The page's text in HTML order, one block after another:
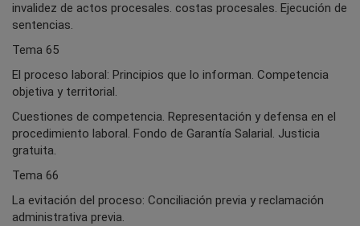
invalidez de actos procesales. costas procesales. Ejecución de
sentencias.
Tema 65
El proceso laboral: Principios que lo informan. Competencia
objetiva y territorial.
Cuestiones de competencia. Representación y defensa en el
procedimiento laboral. Fondo de Garantía Salarial. Justicia
gratuita.
Tema 66
La evitación del proceso: Conciliación previa y reclamación
administrativa previa.